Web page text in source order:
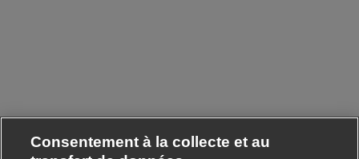
Consentement à la collecte et au